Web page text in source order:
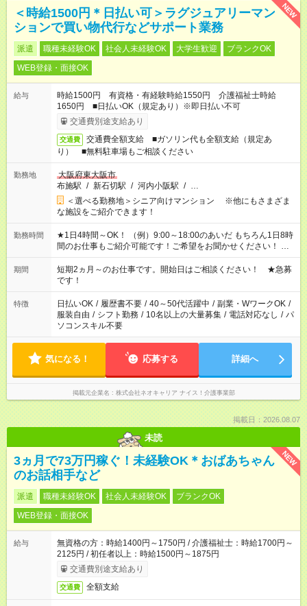
NEW
＜時給1500円＊日払い可＞ラグジュアリーマン
ションで買い物代行などサポート業務
派遣 職種未経験OK 社会人未経験OK 大学生歓迎
ブランクOK
WEB登録・面接OK
給与
時給1500円 有資格・有経験時給1550円 介護福祉士時給
1650円 ■日払いOK（規定あり）※即日払い不可
交通費別途支給あり
交通費
交通費全額支給 ■ガソリン代も全額支給（規定あ
り） ■無料駐車場もご相談ください
勤務地
大阪府東大阪市
布施駅 / 新石切駅 / 河内小阪駅 / …
＜選べる勤務地＞シニア向けマンション ※他にもさまざま
な施設をご紹介できます！
勤務時間
★1日4時間～OK！ （例）9:00～18:00のあいだ もちろん1日8時
間のお仕事もご紹介可能です！ご希望をお聞かせください！ ★
家庭の都合でお休みが必要な場合も遠慮なくご相談ください。
※週最低15時間以上の勤務が必要です
期間
短期2ヵ月～のお仕事です。開始日はご相談ください！ ★急募
です！
特徴 日払いOK / 履歴書不要 / 40～50代活躍中 / 副業・WワークOK /
服装自由 / シフト勤務 / 10名以上の大量募集 / 電話対応なし / パ
ソコンスキル不要
気になる！ 応募する 詳細へ
掲載元企業名 株式会社ネオキャリア ナイス！介護事業部
掲載日：2026.08.07
未読
NEW
3ヵ月で73万円稼ぐ！未経験OK＊おばあちゃん
のお話相手など
派遣 職種未経験OK 社会人未経験OK
ブランクOK
WEB登録・面接OK
給与
無資格の方：時給1400円～1750円 / 介護福祉士：時給1700円～
2125円 / 初任者以上：時給1500円～1875円
交通費別途支給あり
交通費 全額支給